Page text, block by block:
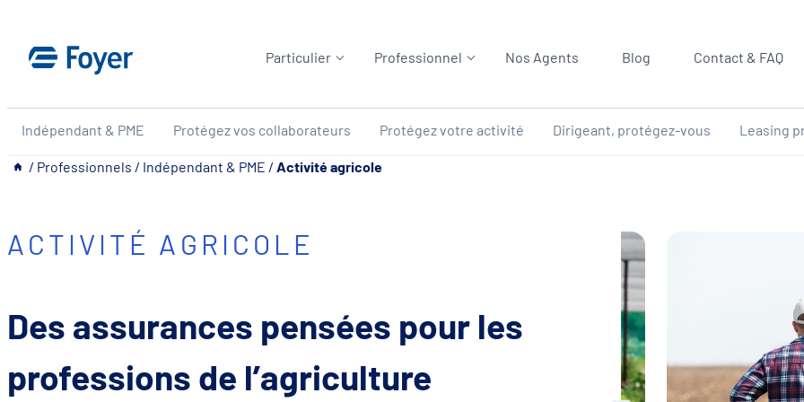
contenu
Particulier Professionnel Nos Agents Blog Contact & FAQ
Indépendant & PME Protégez vos collaborateurs Protégez votre activité Dirigeant, protégez-vous Leasing
__ / Professionnels / Indépendant & PME / Activité agricole
ACTIVITÉ AGRICOLE
Des assurances pensées pour les
professions de l’agriculture